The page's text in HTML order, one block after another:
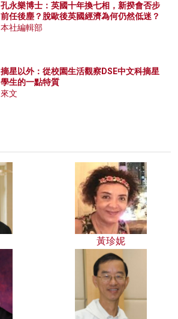
孔永樂博士：英國十年換七相，新揆會否步
前任後塵？脫歐後英國經濟為何仍然低迷？
本社編輯部
摘星以外：從校園生活觀察DSE中文科摘星
學生的一點特質
來文
黃珍妮